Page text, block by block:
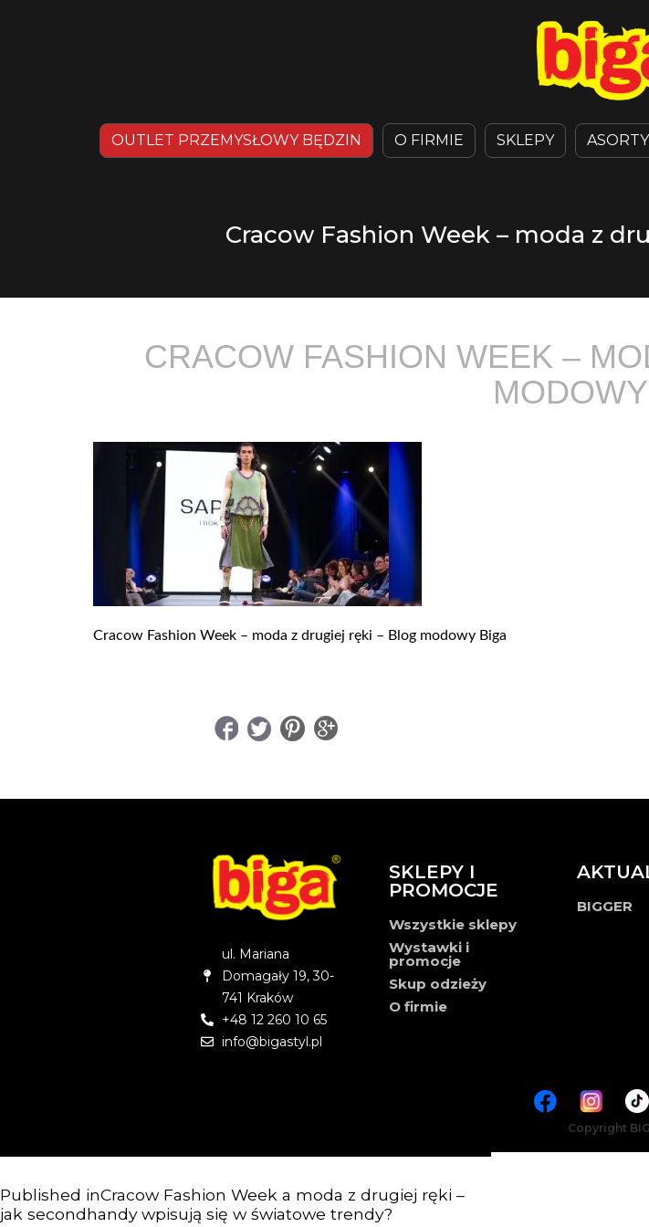
OUTLET PRZEMYSŁOWY BĘDZIN O FIRMIE SKLEPY
Cracow Fashion Week – moda z
CRACOW FASHION WEEK –
Cracow Fashion Week – moda z drugiej ręki – Blog modowy Biga
ul. Mariana
Domagały 19, 30-
741 Kraków
+48 12 260 10 65
info@bigastyl.pl
SKLEPY I
PROMOCJE
Wszystkie sklepy
Wystawki i
promocje
Skup odzieży
O firmie
BIGGER
Copyright
Published inCracow Fashion Week a moda z drugiej ręki –
jak secondhandy wpisują się w światowe trendy?